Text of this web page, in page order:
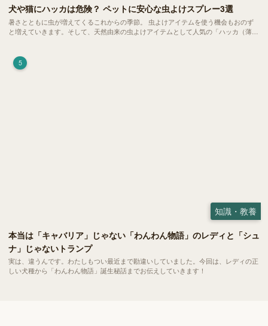
犬や猫にハッカは危険？ ペットに安心な虫よけスプレー3選
暑さとともに虫が増えてくるこれからの季節。 虫よけアイテムを使う機会もおのず
と増えていきます。そして、天然由来の虫よけアイテムとして人気の「ハッカ（薄
5
知識・教養
本当は「キャバリア」じゃない「わんわん物語」のレディと「シュ
ナ」じゃないトランプ
実は、違うんです。わたしもつい最近まで勘違いしていました。今回は、レディの正
しい犬種から「わんわん物語」誕生秘話までお伝えしていきます！